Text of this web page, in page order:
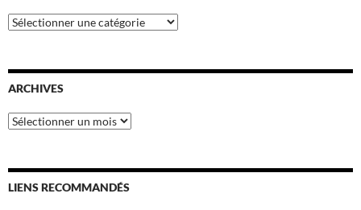
Catégories
ARCHIVES
Archives
LIENS RECOMMANDÉS